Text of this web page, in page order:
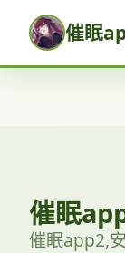
催眠
催眠
催眠app2,